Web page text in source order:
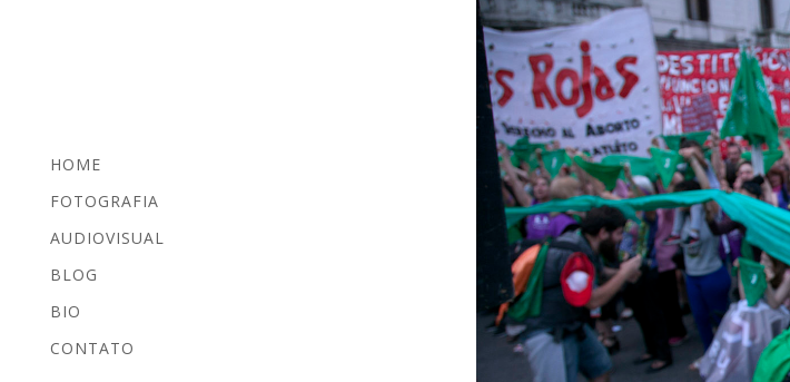
HOME
FOTOGRAFIA
AUDIOVISUAL
BLOG
BIO
CONTATO